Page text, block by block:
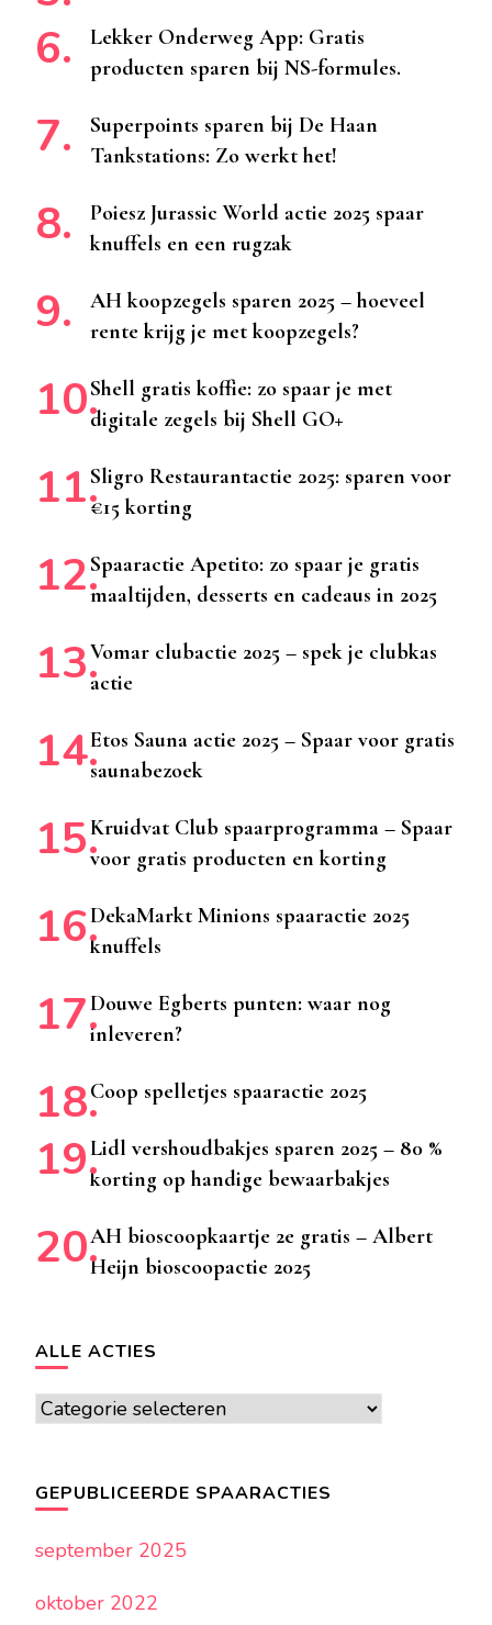
Lekker Onderweg App: Gratis
producten sparen bij NS-formules.
Superpoints sparen bij De Haan
Tankstations: Zo werkt het!
Poiesz Jurassic World actie 2025 spaar
knuffels en een rugzak
AH koopzegels sparen 2025 – hoeveel
rente krijg je met koopzegels?
Shell gratis koffie: zo spaar je met
digitale zegels bij Shell GO+
Sligro Restaurantactie 2025: sparen voor
€15 korting
Spaaractie Apetito: zo spaar je gratis
maaltijden, desserts en cadeaus in 2025
Vomar clubactie 2025 – spek je clubkas
actie
Etos Sauna actie 2025 – Spaar voor gratis
saunabezoek
Kruidvat Club spaarprogramma – Spaar
voor gratis producten en korting
DekaMarkt Minions spaaractie 2025
knuffels
Douwe Egberts punten: waar nog
inleveren?
Coop spelletjes spaaractie 2025
Lidl vershoudbakjes sparen 2025 – 80 %
korting op handige bewaarbakjes
AH bioscoopkaartje 2e gratis – Albert
Heijn bioscoopactie 2025
ALLE ACTIES
Alle
GEPUBLICEERDE SPAARACTIES
september 2025
oktober 2022